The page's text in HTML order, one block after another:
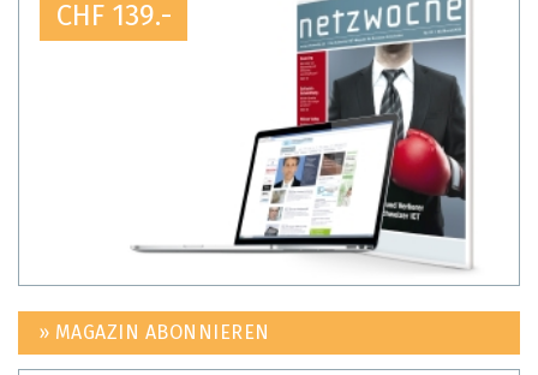
CHF 139.-
» MAGAZIN ABONNIEREN